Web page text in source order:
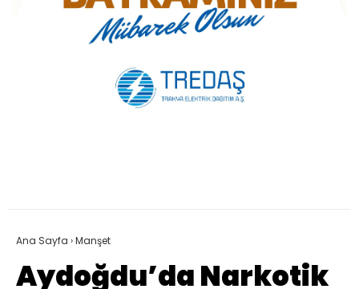
Ana Sayfa ›Manşet
Aydoğdu’da Narkotik